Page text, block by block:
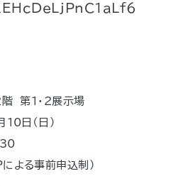
第1・2展示場
日（日)
による事前申込制）